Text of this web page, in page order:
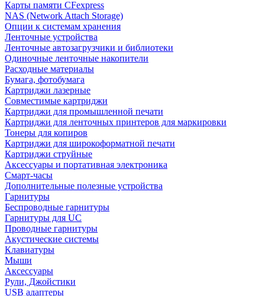
Карты памяти CFexpress
NAS (Network Attach Storage)
Опции к системам хранения
Ленточные устройства
Ленточные автозагрузчики и библиотеки
Одиночные ленточные накопители
Расходные материалы
Бумага, фотобумага
Картриджи лазерные
Совместимые картриджи
Картриджи для промышленной печати
Картриджи для ленточных принтеров для маркировки
Тонеры для копиров
Картриджи для широкоформатной печати
Картриджи струйные
Аксессуары и портативная электроника
Смарт-часы
Дополнительные полезные устройства
Гарнитуры
Беспроводные гарнитуры
Гарнитуры для UC
Проводные гарнитуры
Акустические системы
Клавиатуры
Мыши
Аксессуары
Рули, Джойстики
USB адаптеры